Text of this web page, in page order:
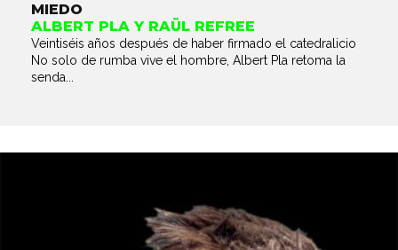
MIEDO
ALBERT PLA Y RAÜL REFREE
Veintiséis años después de haber firmado el catedralicio
No solo de rumba vive el hombre, Albert Pla retoma la
senda...